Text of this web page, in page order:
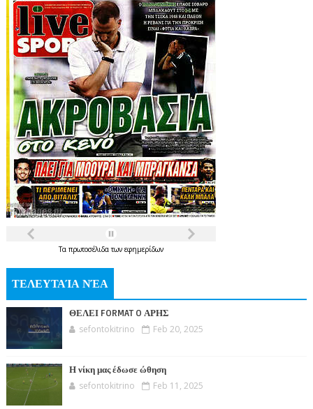
Τα πρωτοσέλιδατων εφημερίδων
ΤΕΛΕΥΤΑΊΑ ΝΈΑ
ΘΕΛΕΙ FORMAT O ΑΡΗΣ
sefontokitrino Feb 20, 2025
Η νίκη μας έδωσε ώθηση
sefontokitrino Feb 11, 2025